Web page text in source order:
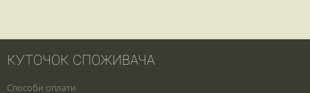
КУТОЧОК СПОЖИВАЧА
Способи оплати